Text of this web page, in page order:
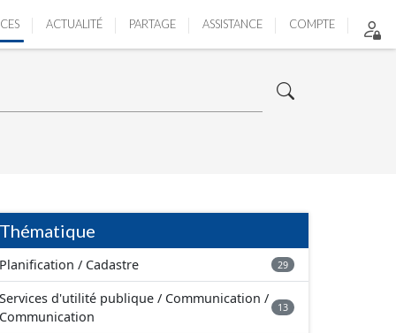
ACTUALITÉ PARTAGE ASSISTANCE COMPTE
Thématique
Planification / Cadastre 29
Services d'utilité publique / Communication /
Communication
13